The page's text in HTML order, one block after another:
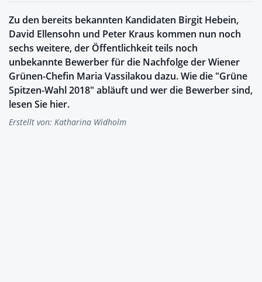
Zu den bereits bekannten Kandidaten Birgit Hebein,
David Ellensohn und Peter Kraus kommen nun noch
sechs weitere, der Öffentlichkeit teils noch
unbekannte Bewerber für die Nachfolge der Wiener
Grünen-Chefin Maria Vassilakou dazu. Wie die "Grüne
Spitzen-Wahl 2018" abläuft und wer die Bewerber sind,
lesen Sie hier.
Erstellt von: Katharina Widholm